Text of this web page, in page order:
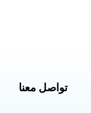
تواصل معنا